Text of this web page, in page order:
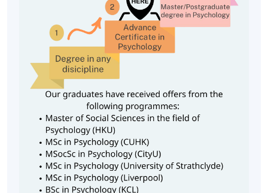
性格研究的主要理论
这些理论的科学基础
运用理论评估、描述、解释和预测人类行为
学生将学习分析人与人之间的相似性和差异。
社会心理学（9学分）
本单元涵盖社会心理学的核心概念，如：